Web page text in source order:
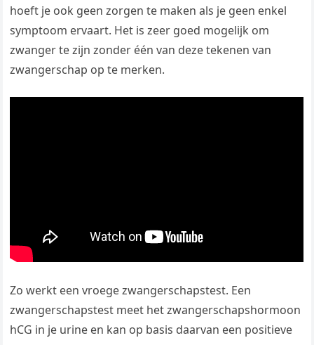
hoeft je ook geen zorgen te maken als je geen enkel
symptoom ervaart. Het is zeer goed mogelijk om
zwanger te zijn zonder één van deze tekenen van
zwangerschap op te merken.
Zo werkt een vroege zwangerschapstest. Een
zwangerschapstest meet het zwangerschapshormoon
hCG in je urine en kan op basis daarvan een positieve